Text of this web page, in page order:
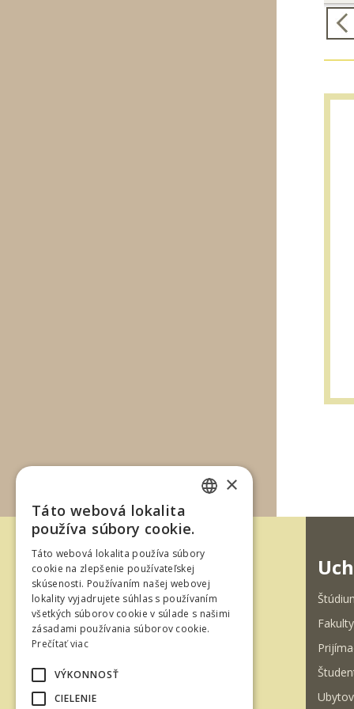
Ul. T. G. Masaryka 24
Slovenská republika
Tel.: +421-45-520 61 11
Fakulty
×
Táto webová lokalita
používa súbory cookie.
Táto webová lokalita používa súbory
cookie na zlepšenie používateľskej
skúsenosti. Používaním našej webovej
lokality vyjadrujete súhlas s používaním
všetkých súborov cookie v súlade s našimi
zásadami používania súborov cookie.
Prečítať viac
VÝKONNOSŤ
CIELENIE